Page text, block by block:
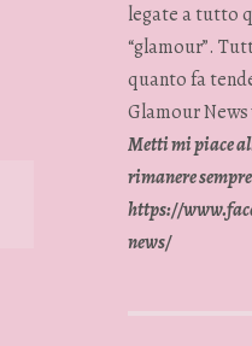
legate a tutto
“glamour”.
quanto fa
Glamour
Metti mi piace
rimanere
https://
news/